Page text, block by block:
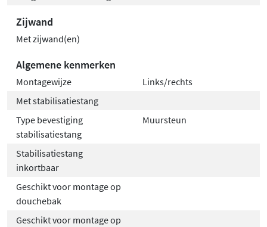
Zijwand
Met zijwand(en)
Algemene kenmerken
Montagewijze
Links/rechts
Met stabilisatiestang
Type bevestiging
stabilisatiestang
Muursteun
Stabilisatiestang
inkortbaar
Geschikt voor montage op
douchebak
Geschikt voor montage op